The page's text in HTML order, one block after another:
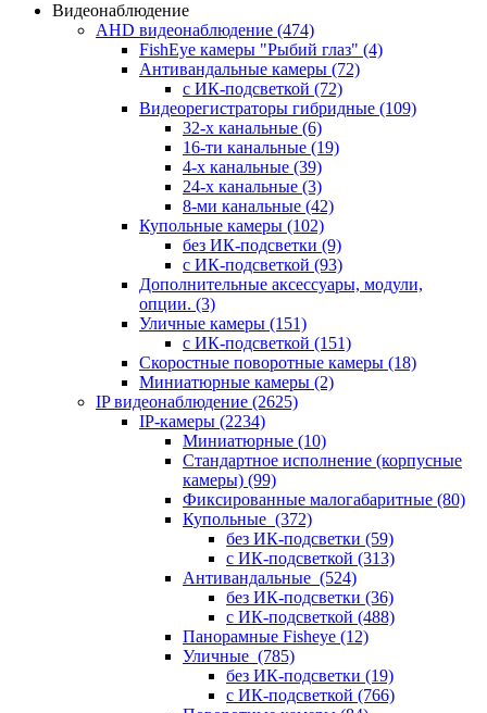
Видеонаблюдение
AHD видеонаблюдение (474)
FishEye камеры "Рыбий глаз" (4)
Антивандальные камеры (72)
с ИК-подсветкой (72)
Видеорегистраторы гибридные (109)
32-х канальные (6)
16-ти канальные (19)
4-х канальные (39)
24-х канальные (3)
8-ми канальные (42)
Купольные камеры (102)
без ИК-подсветки (9)
с ИК-подсветкой (93)
Дополнительные аксессуары, модули,
опции. (3)
Уличные камеры (151)
с ИК-подсветкой (151)
Скоростные поворотные камеры (18)
Миниатюрные камеры (2)
IP видеонаблюдение (2625)
IP-камеры (2234)
Миниатюрные (10)
Стандартное исполнение (корпусные
камеры) (99)
Фиксированные малогабаритные (80)
Купольные (372)
без ИК-подсветки (59)
с ИК-подсветкой (313)
Антивандальные (524)
без ИК-подсветки (36)
с ИК-подсветкой (488)
Панорамные Fisheye (12)
Уличные (785)
без ИК-подсветки (19)
с ИК-подсветкой (766)